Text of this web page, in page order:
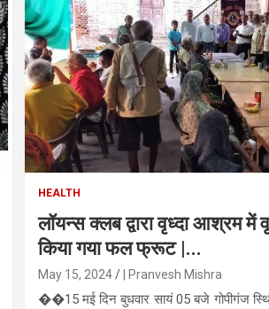
HEALTH
लॉयन्स क्लब द्वारा वृध्दा आश्रम में
किया गया फल फ्रूट |...
May 15, 2024 | Pranvesh Mishra
��15 मई दिन बुधवार सायं 05 बजे गोपीगंज